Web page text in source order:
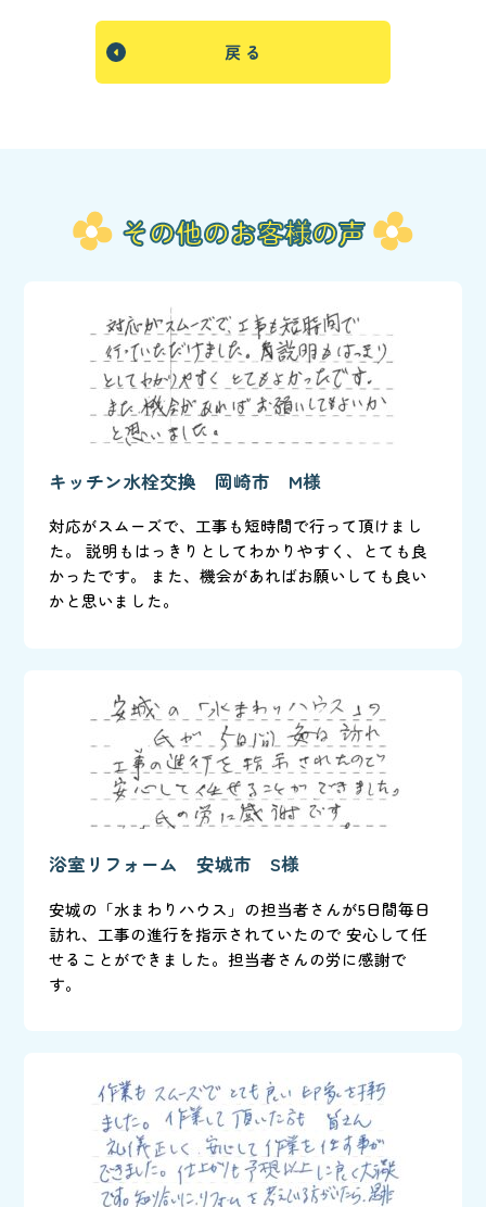
戻 る
その他のお客様の声
キッチン水栓交換 岡崎市 M様
対応がスムーズで、工事も短時間で行って頂けまし
た。 説明もはっきりとしてわかりやすく、とても良
かったです。 また、機会があればお願いしても良い
かと思いました。
浴室リフォーム 安城市 S様
安城の「水まわりハウス」の担当者さんが5日間毎日
訪れ、工事の進行を指示されていたので 安心して任
せることができました。担当者さんの労に感謝で
す。